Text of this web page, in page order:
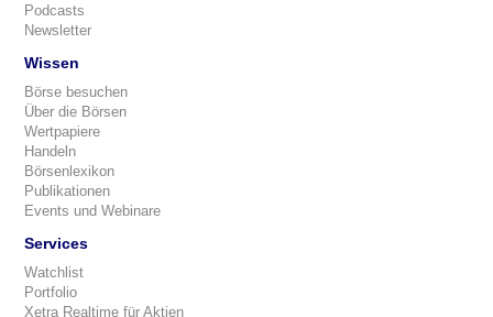
Podcasts
Newsletter
Wissen
Börse besuchen
Über die Börsen
Wertpapiere
Handeln
Börsenlexikon
Publikationen
Events und Webinare
Services
Watchlist
Portfolio
Xetra Realtime für Aktien